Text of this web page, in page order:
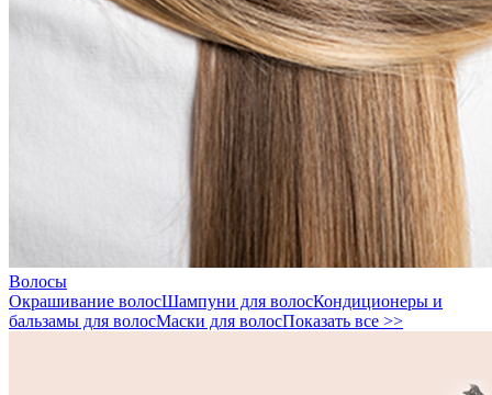
Волосы
Окрашивание волосШампуни для волосКондиционеры и
бальзамы для волосМаски для волосПоказать все >>